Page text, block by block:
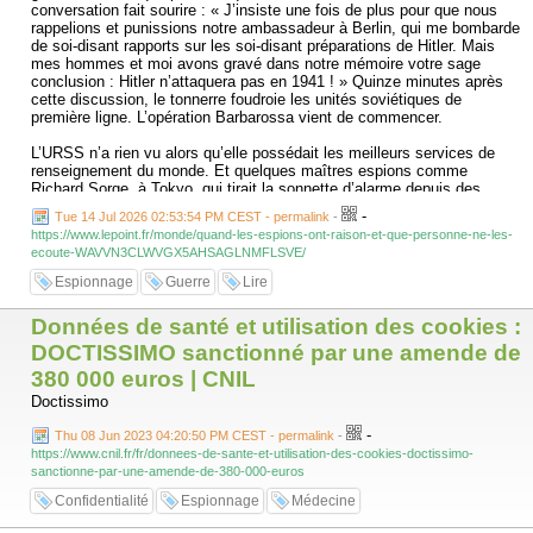
conversation fait sourire : « J’insiste une fois de plus pour que nous
rappelions et punissions notre ambassadeur à Berlin, qui me bombarde
de soi-disant rapports sur les soi-disant préparations de Hitler. Mais
mes hommes et moi avons gravé dans notre mémoire votre sage
conclusion : Hitler n’attaquera pas en 1941 ! » Quinze minutes après
cette discussion, le tonnerre foudroie les unités soviétiques de
première ligne. L’opération Barbarossa vient de commencer.
L’URSS n’a rien vu alors qu’elle possédait les meilleurs services de
renseignement du monde. Et quelques maîtres espions comme
Richard Sorge, à Tokyo, qui tirait la sonnette d’alarme depuis des
mois. Mais aussi le réseau « Orchestre rouge » à Berlin ou encore
l’agent « Breitenbach », un policier de la Gestapo travaillant pour les
Soviétiques depuis 1929. Mais la terreur stalinienne a stérilisé toute
analyse indépendante. Et quand certains défendaient les informations
de leurs espions, comme le général Proskourov à la tête du
renseignement militaire, ils étaient exécutés.
La ruée des panzers aurait-elle pu être enrayée en 1940 ? Le raid
japonais sur Pearl Harbor se préparait-il réellement dans le plus grand
secret ? Les plans du Viêt-Minh à Diên Biên Phu en 1954 ont-ils été
éventés par le renseignement français ? Plus récemment, l’émergence
de Daech en Irak, l’invasion de l’Ukraine ou l’attaque du Hamas contre
Israël auraient-elles pu être contrecarrées ?
L’historien et journaliste Maurin Picard publie une somme de 400 pages
aux éditions Nouveau Monde (Quand les services secrets avaient
raison) dans laquelle il revient sur plusieurs grands échecs qui auraient
pu être évités si les responsables politiques avaient fait confiance à
leurs services de renseignement. Son postulat tient en une phrase : le
pouvoir, prisonnier de ses certitudes, de ses biais cognitifs, de ses
Tue 14 Jul 2026 02:53:54 PM CEST - permalink - -
https://www.lepoint.fr/monde/quand-les-espions-ont-raison-et-que-personne-ne-les-
ecoute-WAVVN3CLWVGX5AHSAGLNMFLSVE/
Espionnage Guerre Lire
Données de santé et utilisation des cookies :
DOCTISSIMO sanctionné par une amende de
380 000 euros | CNIL
Doctissimo
Thu 08 Jun 2023 04:20:50 PM CEST - permalink - -
https://www.cnil.fr/fr/donnees-de-sante-et-utilisation-des-cookies-doctissimo-
sanctionne-par-une-amende-de-380-000-euros
Confidentialité Espionnage Médecine